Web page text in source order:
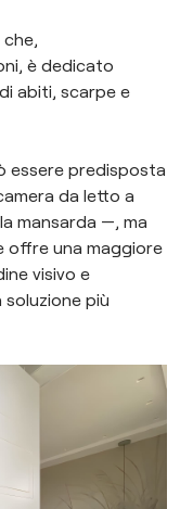
è dedicato
abiti, scarpe e
essere predisposta
da letto a
mansarda —, ma
offre una maggiore
visivo e
più